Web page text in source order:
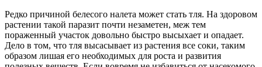
Редко причиной белесого налета может стать тля. На здоровом
растении такой паразит почти незаметен, меж тем
пораженный участок довольно быстро высыхает и опадает.
Дело в том, что тля высасывает из растения все соки, таким
образом лишая его необходимых для роста и развития